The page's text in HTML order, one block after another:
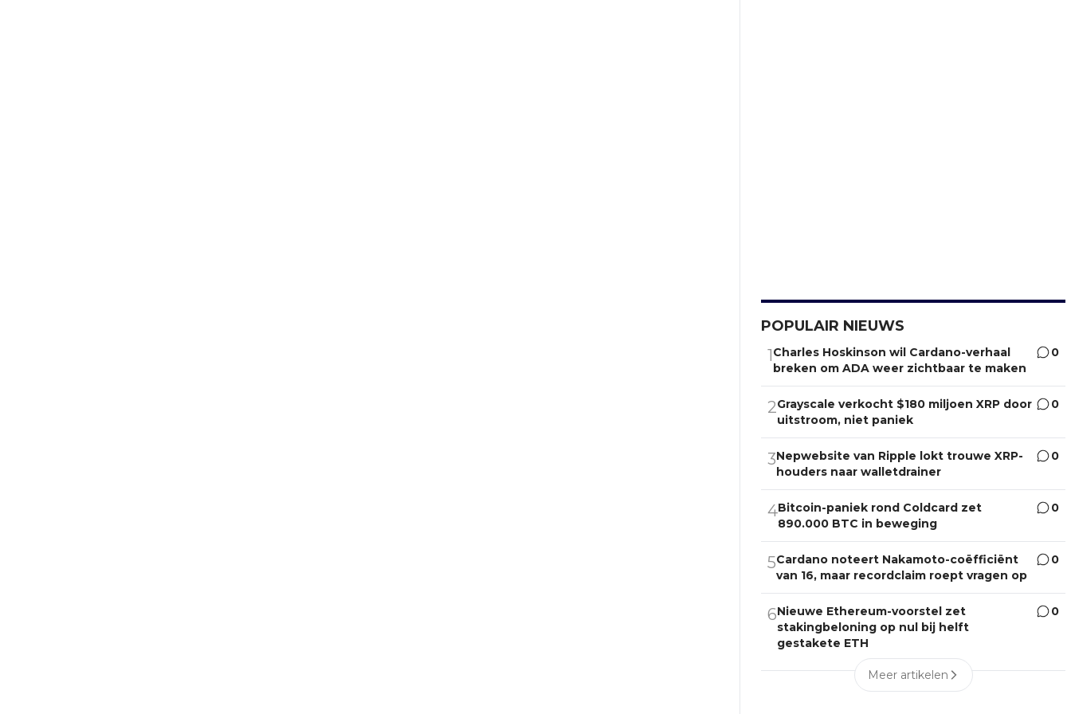
POPULAIR NIEUWS
1Charles Hoskinson wil Cardano-verhaal
breken om ADA weer zichtbaar te maken
0
2Grayscale verkocht $180 miljoen XRP door
uitstroom, niet paniek
0
3Nepwebsite van Ripple lokt trouwe XRP-
houders naar walletdrainer
0
4Bitcoin-paniek rond Coldcard zet
890.000 BTC in beweging
0
5Cardano noteert Nakamoto-coëfficiënt
van 16, maar recordclaim roept vragen op
0
6Nieuwe Ethereum-voorstel zet
stakingbeloning op nul bij helft
gestakete ETH
0
Meer artikelen